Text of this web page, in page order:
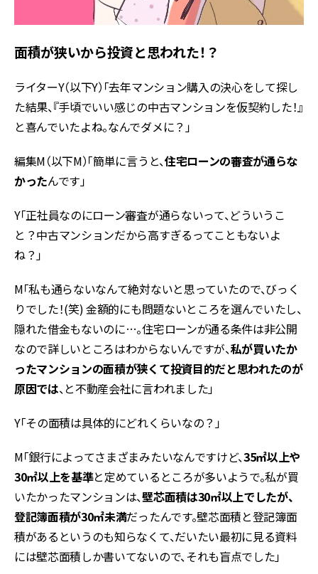
面積が狭いから投資と思われた！？
ライターY（以下Y）「去年マンション購入の決心をして探し
た結果、『手頃でいい感じの中古マンションを仮契約した！』
と喜んでいたよね。なんでダメに？」
編集M（以下M）「簡単に言うと、住宅ローンの審査が通らな
かったんです」
Y「正社員なのにローン審査が通らないって、どういうこ
と？中古マンションだから高すぎるってこともないよ
ね？」
M「私も通らないなんて絶対ないと思っていたので、びっく
りでした！(笑) 金額的にも問題ないところを選んでいたし、
隠れた借金もないのに…。住宅ローンが通る条件は非公開
なので詳しいところはわからないんですが、私が買いたか
ったマンションの面積が狭くて投資目的だと思われたのが
原因では、と不動産会社に言われました」
Y「その面積は具体的にどれくらいなの？」
M「銀行によってさまざまみたいなんですけど、35㎡以上や
30㎡以上を基準と定めているところが多いようで。私が買
いたかったマンションは、壁芯面積は30㎡以上でしたが、
登記簿面積が30㎡未満だったんです。壁芯面積と登記簿面
積があるというのも知らなくて、だいたい最初に見る資料
には壁芯面積しか書いてないので、それも盲点でした」